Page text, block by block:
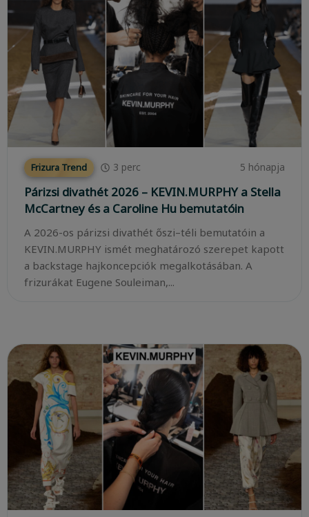
Frizura Trend 3 perc 5 hónapja
Párizsi divathét 2026 – KEVIN.MURPHY a Stella
McCartney és a Caroline Hu bemutatóin
A 2026-os párizsi divathét őszi–téli bemutatóin a
KEVIN.MURPHY ismét meghatározó szerepet kapott
a backstage hajkoncepciók megalkotásában. A
frizurákat Eugene Souleiman,...